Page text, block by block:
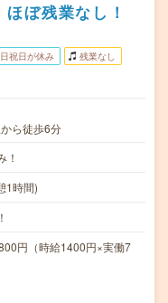
ぼ残業なし！
祝日が休み 残業なし
ら徒歩6分
！
1時間)
円（時給1400円×実働7